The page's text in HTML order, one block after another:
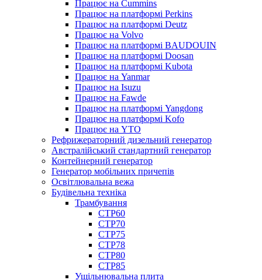
Працює на Cummins
Працює на платформі Perkins
Працює на платформі Deutz
Працює на Volvo
Працює на платформі BAUDOUIN
Працює на платформі Doosan
Працює на платформі Kubota
Працює на Yanmar
Працює на Isuzu
Працює на Fawde
Працює на платформі Yangdong
Працює на платформі Kofo
Працює на YTO
Рефрижераторний дизельний генератор
Австралійський стандартний генератор
Контейнерний генератор
Генератор мобільних причепів
Освітлювальна вежа
Будівельна техніка
Трамбування
СТР60
СТР70
СТР75
СТР78
СТР80
СТР85
Ущільнювальна плита